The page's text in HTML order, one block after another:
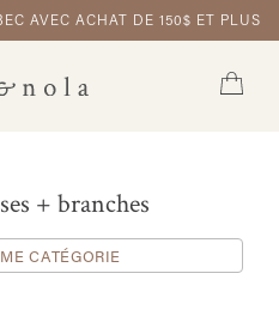
AVEC ACHAT DE 150$ ET PLUS
+ branches
CATÉGORIE